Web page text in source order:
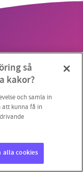
en slant till
så
kakor?
och samla in
att kunna få in
alla cookies